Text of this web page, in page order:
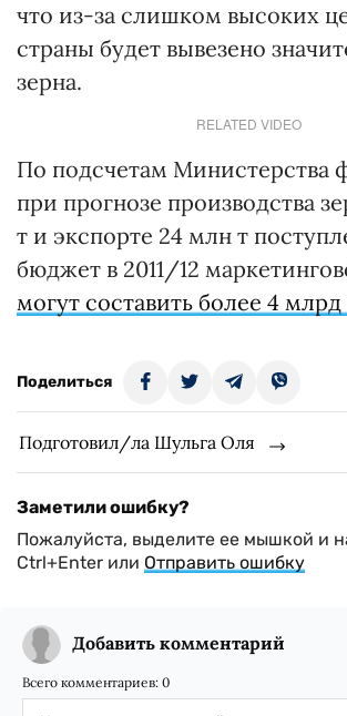
что из-за слишком высоких
страны будет вывезено
зерна.
RELATED VIDEO
По подсчетам Министерства
при прогнозе производства
т и экспорте 24 млн т
бюджет в 2011/12
могут составить более 4 млрд
Поделиться
Подготовил/ла Шульга Оля
Заметили ошибку?
Пожалуйста, выделите ее мышкой и
Ctrl+Enter или Отправить ошибку
Добавить комментарий
Всего комментариев: 0